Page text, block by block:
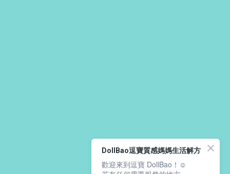
DollBao逗寶質感媽媽生活解方
歡迎來到逗寶 DollBao！☺️